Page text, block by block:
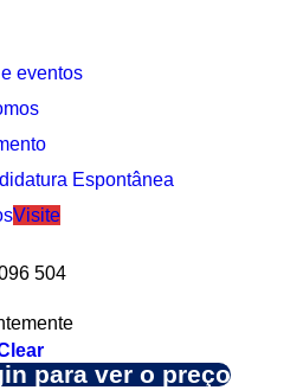
eventos
Espontânea
Visite
504
para ver o preço